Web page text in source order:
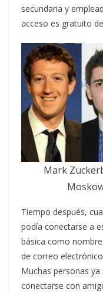
secundaria y
acceso es gratuito
Mark
Tiempo después,
podía conectarse a
básica como
de correo
Muchas personas
conectarse con